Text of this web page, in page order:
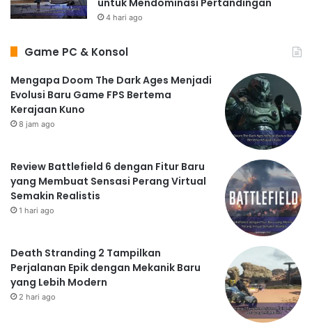
4 hari ago
Game PC & Konsol
Mengapa Doom The Dark Ages Menjadi
Evolusi Baru Game FPS Bertema
Kerajaan Kuno
8 jam ago
Review Battlefield 6 dengan Fitur Baru
yang Membuat Sensasi Perang Virtual
Semakin Realistis
1 hari ago
Death Stranding 2 Tampilkan
Perjalanan Epik dengan Mekanik Baru
yang Lebih Modern
2 hari ago